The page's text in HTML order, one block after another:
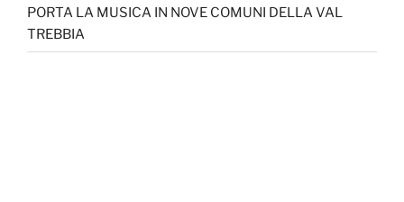
PORTA LA MUSICA IN NOVE COMUNI DELLA VAL
TREBBIA